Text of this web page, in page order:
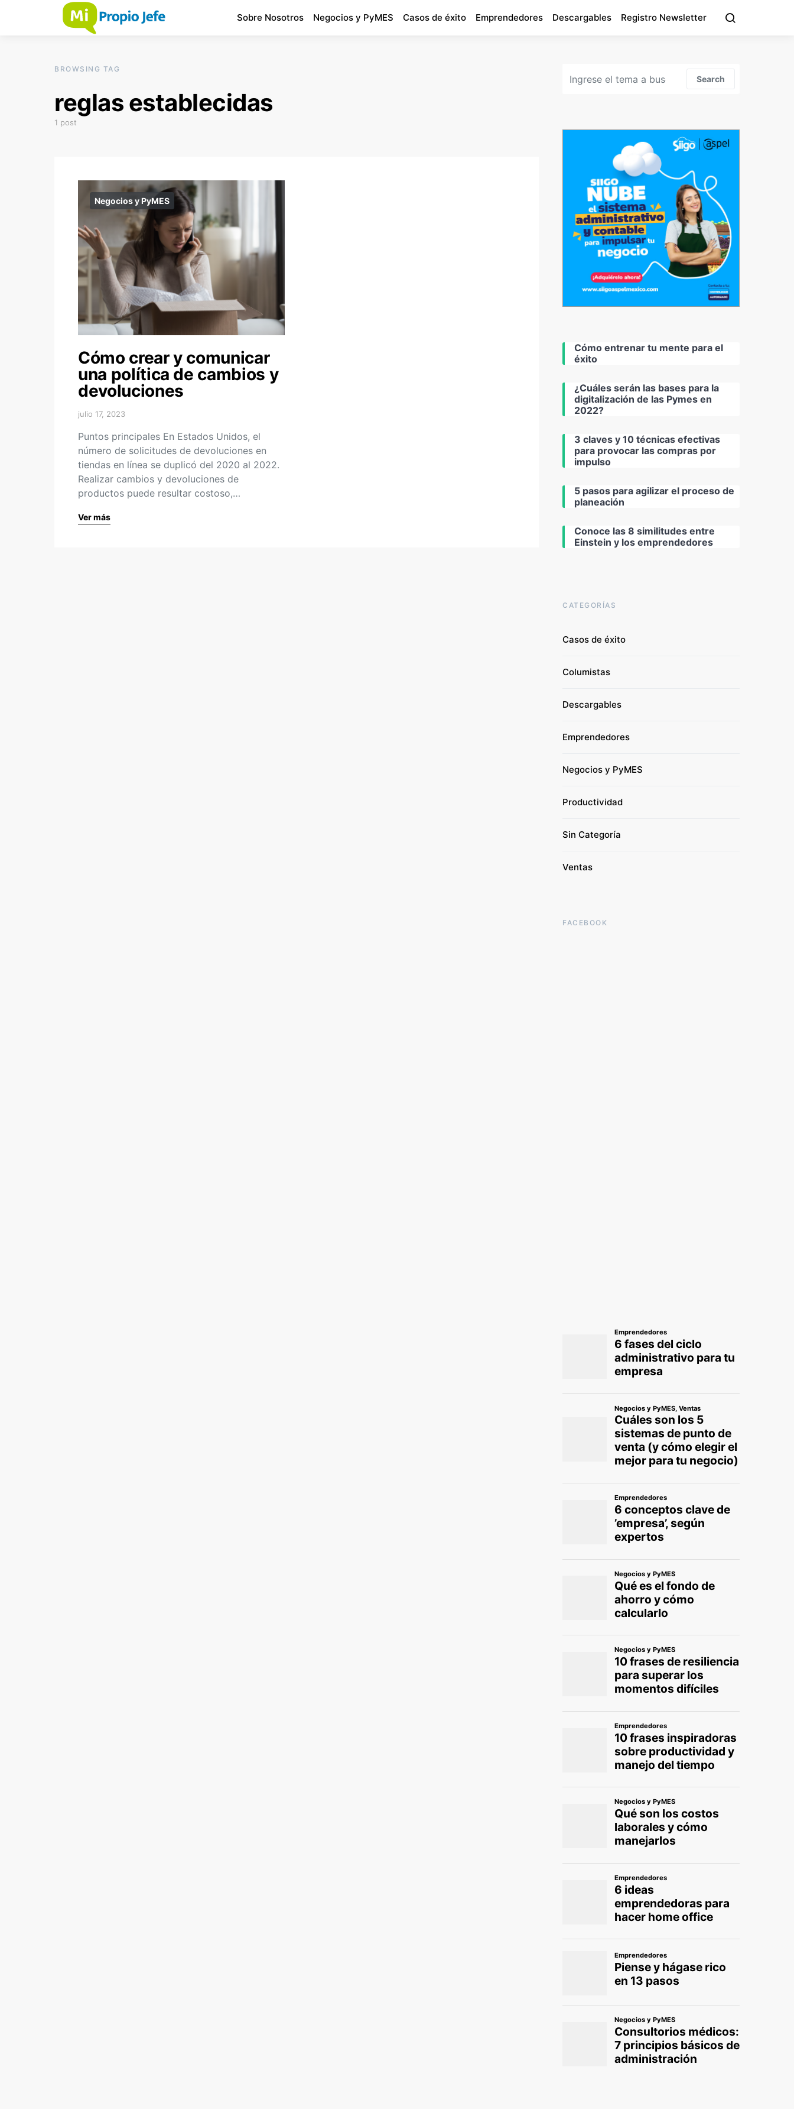
Sobre Nosotros Negocios y PyMES Casos de éxito Emprendedores Descargables Registro Newsletter
BROWSING TAG
reglas establecidas
1 post
Negocios y PyMES
Cómo crear y comunicar
una política de cambios y
devoluciones
julio 17, 2023
Puntos principales En Estados Unidos, el
número de solicitudes de devoluciones en
tiendas en línea se duplicó del 2020 al 2022.
Realizar cambios y devoluciones de
productos puede resultar costoso,…
Ver más
Search
Cómo entrenar tu mente para el
éxito
¿Cuáles serán las bases para la
digitalización de las Pymes en
2022?
3 claves y 10 técnicas efectivas
para provocar las compras por
impulso
5 pasos para agilizar el proceso de
planeación
Conoce las 8 similitudes entre
Einstein y los emprendedores
CATEGORÍAS
Casos de éxito
Columistas
Descargables
Emprendedores
Negocios y PyMES
Productividad
Sin Categoría
Ventas
FACEBOOK